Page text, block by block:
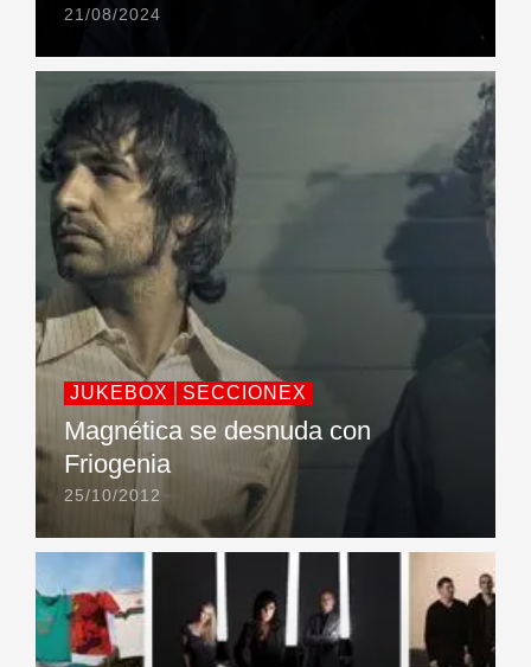
21/08/2024
JUKEBOX SECCIONEX
Magnética se desnuda con
Friogenia
25/10/2012